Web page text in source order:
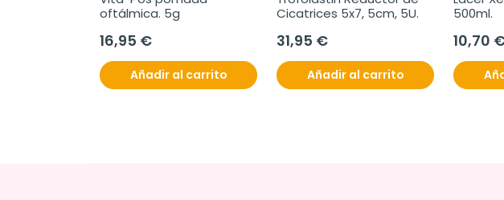
oftálmica. 5g
16,95 €
Añadir al carrito
Cicatrices 5x7, 5cm, 5U.
31,95 €
Añadir al carrito
500ml.
10,70